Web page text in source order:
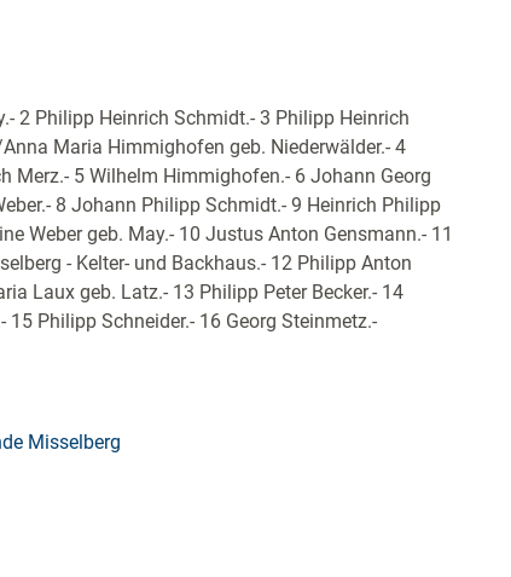
2 Philipp Heinrich Schmidt.- 3 Philipp Heinrich
Maria Himmighofen geb. Niederwälder.- 4
Merz.- 5 Wilhelm Himmighofen.- 6 Johann Georg
8 Johann Philipp Schmidt.- 9 Heinrich Philipp
Weber geb. May.- 10 Justus Anton Gensmann.- 11
- Kelter- und Backhaus.- 12 Philipp Anton
Laux geb. Latz.- 13 Philipp Peter Becker.- 14
15 Philipp Schneider.- 16 Georg Steinmetz.-
Misselberg